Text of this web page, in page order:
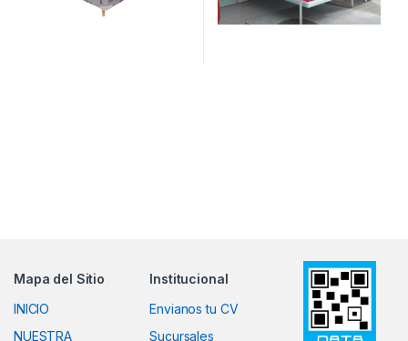
Mapa del Sitio
INICIO
NUESTRA
Institucional
Envianos tu CV
Sucursales